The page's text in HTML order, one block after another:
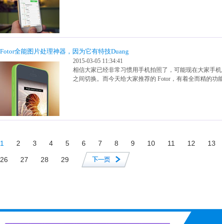
Fotor全能图片处理神器，因为它有特技Duang
2015-03-05 11:34:41
相信大家已经非常习惯用手机拍照了，可能现在大家手
之间切换。而今天给大家推荐的 Fotor，有着全而精的
1 2 3 4 5 6 7 8 9 10 11 12 13
26 27 28 29